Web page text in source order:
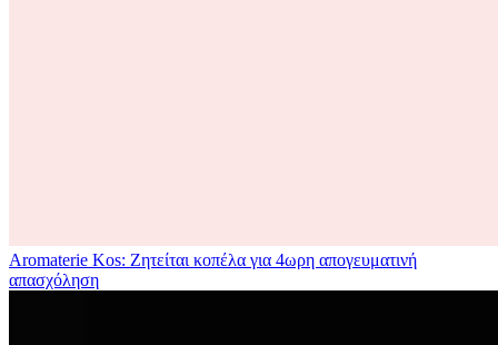
Aromaterie Kos: Ζητείται κοπέλα για 4ωρη απογευματινή
απασχόληση